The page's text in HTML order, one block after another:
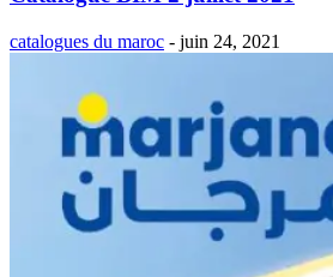
catalogues du maroc - juin 24, 2021